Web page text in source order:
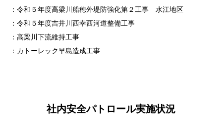
：令和５年度高梁川船穂外堤防強化第２工事 水江地区
：令和５年度吉井川西幸西河道整備工事
：高梁川下流維持工事
：カトーレック早島造成工事
社内安全パトロール実施状況